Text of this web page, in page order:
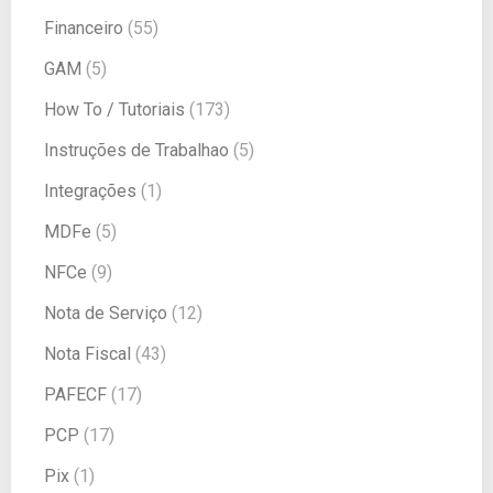
Financeiro (55)
GAM (5)
How To / Tutoriais (173)
Instruções de Trabalhao (5)
Integrações (1)
MDFe (5)
NFCe (9)
Nota de Serviço (12)
Nota Fiscal (43)
PAFECF (17)
PCP (17)
Pix (1)